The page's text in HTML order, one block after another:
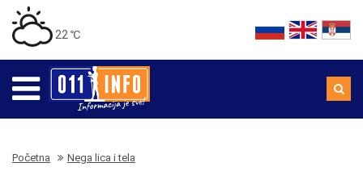
22 ℃
Početna Nega lica i tela